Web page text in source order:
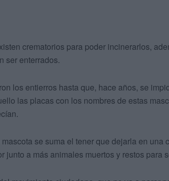
crematorios para poder incinerarlos,
ser enterrados.
los entierros hasta que, hace años, se
las placas con los nombres de estas
se suma el tener que dejarla en una
junto a más animales muertos y restos para